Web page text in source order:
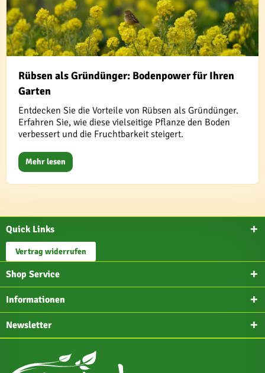
Rübsen als Gründünger: Bodenpower für Ihren
Garten
Entdecken Sie die Vorteile von Rübsen als Gründünger.
Erfahren Sie, wie diese vielseitige Pflanze den Boden
verbessert und die Fruchtbarkeit steigert.
Mehr lesen
Quick Links
Vertrag widerrufen
Shop Service
Informationen
Newsletter